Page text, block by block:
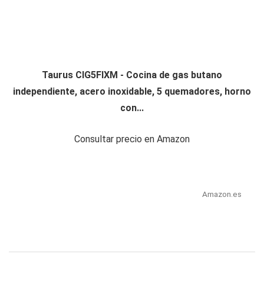
Taurus CIG5FIXM - Cocina de gas butano
independiente, acero inoxidable, 5 quemadores, horno
con...
Consultar precio en Amazon
Amazon.es